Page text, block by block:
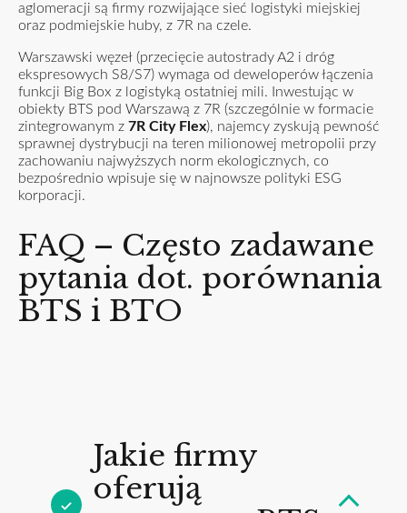
aglomeracji są firmy rozwijające sieć logistyki miejskiej
oraz podmiejskie huby, z 7R na czele.
Warszawski węzeł (przecięcie autostrady A2 i dróg
ekspresowych S8/S7) wymaga od deweloperów łączenia
funkcji Big Box z logistyką ostatniej mili. Inwestując w
obiekty BTS pod Warszawą z 7R (szczególnie w formacie
zintegrowanym z 7R City Flex), najemcy zyskują pewność
sprawnej dystrybucji na teren milionowej metropolii przy
zachowaniu najwyższych norm ekologicznych, co
bezpośrednio wpisuje się w najnowsze polityki ESG
korporacji.
FAQ – Często zadawane
pytania dot. porównania
BTS i BTO
Jakie firmy
oferują